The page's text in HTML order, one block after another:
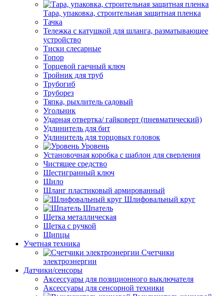
Тара, упаковка, строительная защитная пленка
Тачка
Тележка с катушкой для шланга, разматывающее
устройство
Тиски слесарные
Топор
Торцевой гаечный ключ
Тройник для труб
Трубогиб
Труборез
Тяпка, рыхлитель садовый
Угольник
Ударная отвертка/ гайковерт (пневматический)
Удлинитель для бит
Удлинитель для торцовых головок
Уровень
Установочная коробка с шаблон для сверления
Чистящее средство
Шестигранный ключ
Шило
Шланг пластиковый армированный
Шлифовальный круг
Шпатель
Щетка металлическая
Щетка с ручкой
Щипцы
Учетная техника
Счетчики
электроэнергии
Датчики/сенсоры
Аксессуары для позиционного выключателя
Аксессуары для сенсорной техники